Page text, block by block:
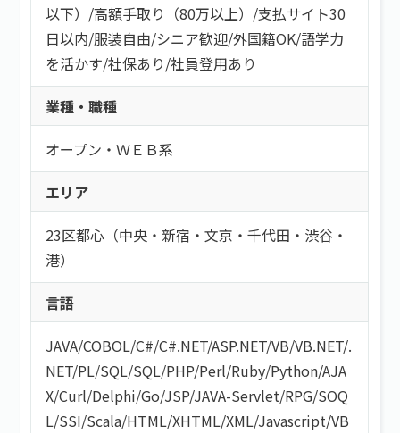
以下） /高額手取り（80万以上） /支払サイト30
日以内/服装自由/シニア歓迎/外国籍OK/語学力
を活かす/社保あり/社員登用あり
業種・職種
オープン・ＷＥＢ系
エリア
23区都心（中央・新宿・文京・千代田・渋谷・
港）
言語
JAVA/COBOL/C#/C#.NET/ASP.NET/VB/VB.NET/.
NET/PL/SQL/SQL/PHP/Perl/Ruby/Python/AJA
X/Curl/Delphi/Go/JSP/JAVA-Servlet/RPG/SOQ
L/SSI/Scala/HTML/XHTML/XML/Javascript/VB